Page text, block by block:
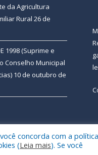
da Agricultura
Rural 26 de
1998 (Suprime e
Conselho Municipal
10 de outubro de
Mapa do Site
concorda com a
(Leia mais). Se você